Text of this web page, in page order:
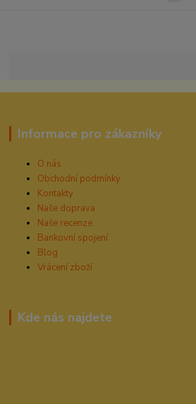
Informace pro zákazníky
O nás
Obchodní podmínky
Kontakty
Naše doprava
Naše recenze
Bankovní spojení
Blog
Vrácení zboží
Kde nás najdete